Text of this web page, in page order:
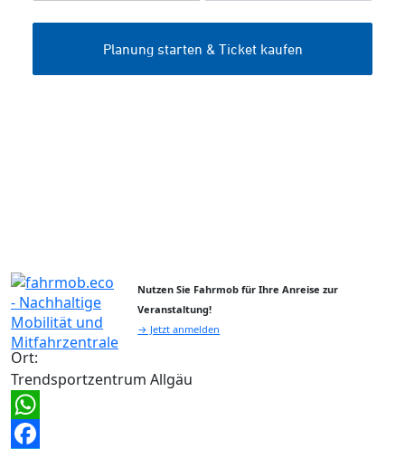
Nutzen Sie Fahrmob für Ihre Anreise zur
Veranstaltung!
→ Jetzt anmelden
Ort:
Trendsportzentrum Allgäu
WhatsApp